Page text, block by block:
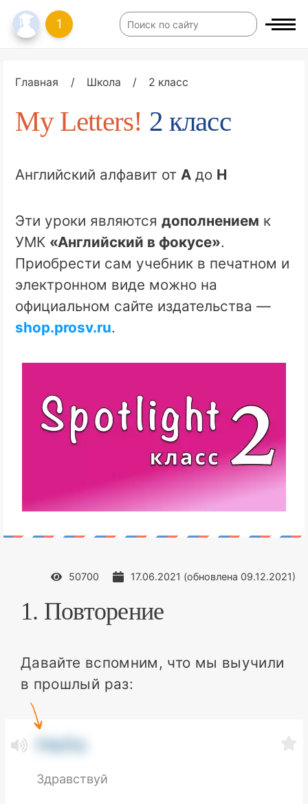
1
Главная / Школа / 2 класс
My Letters! 2 класс
Английский алфавит отA до H
Эти уроки являютсядополнением к
УМК «Английский в фокусе».
Приобрести сам учебник в печатном и
электронном виде можно на
официальном сайте издательства —
shop.prosv.ru.
50700 17.06.2021 (обновлена09.12.2021)
1. Повторение
Давайте вспомним, что мы выучили
в прошлый раз:
Hello
Здравствуй